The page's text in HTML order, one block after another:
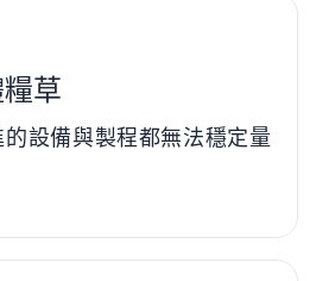
草
設備與製程都無法穩定量